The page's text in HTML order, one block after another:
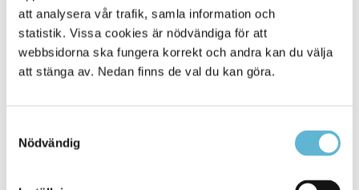
att analysera vår trafik, samla information och
statistik. Vissa cookies är nödvändiga för att
webbsidorna ska fungera korrekt och andra kan du välja
att stänga av. Nedan finns de val du kan göra.
Nödvändig
LSS-handläggaren skickar ett skriftligt beslut. När du fått
insatsen beviljad meddelas enhetschef som ansvarar för
att verkställa beslutet.
Tillsammans med personal på korttidsvistelsen gör du en